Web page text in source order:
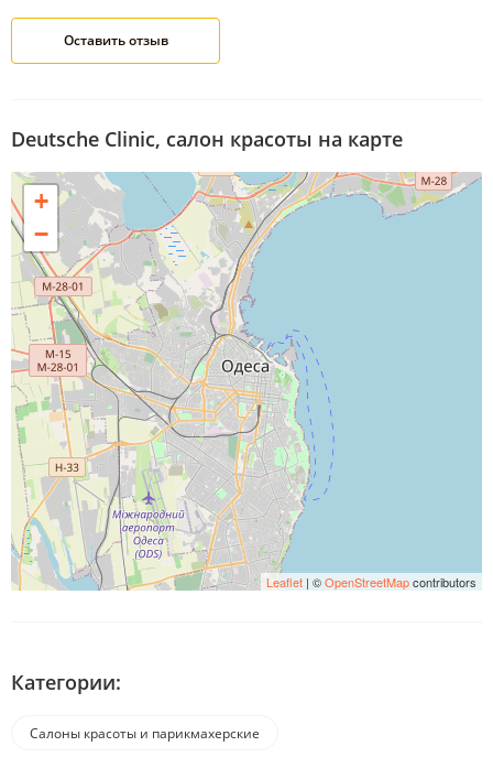
Deutsche Clinic, салон красоты на карте
+
−
Leaflet | ©OpenStreetMapcontributors
Категории:
Салоны красоты и парикмахерские